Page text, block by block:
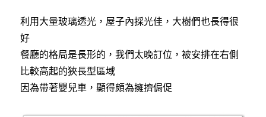
利用大量玻璃透光，屋子內採光佳，大樹們也長得很
好
餐廳的格局是長形的，我們太晚訂位，被安排在右側
比較高起的狹長型區域
因為帶著嬰兒車，顯得頗為擁擠侷促